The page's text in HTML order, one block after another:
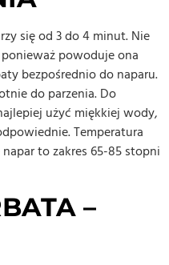
się od 3 do 4 minut. Nie
powoduje ona
bezpośrednio do naparu.
do parzenia. Do
użyć miękkiej wody,
Temperatura
to zakres 65-85 stopni
–